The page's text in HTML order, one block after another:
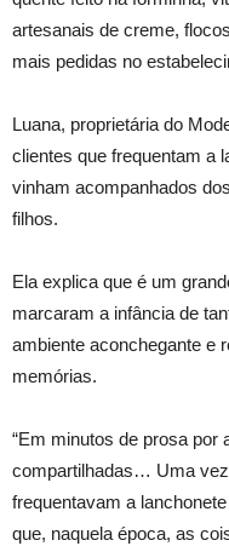
artesanais de creme,
mais pedidas no
Luana, proprietária do
clientes que frequentam a
vinham acompanhados
filhos.
Ela explica que é um
marcaram a infância de
ambiente aconchegante e
memórias.
“Em minutos de prosa por
compartilhadas… Uma
frequentavam a
que, naquela época, as